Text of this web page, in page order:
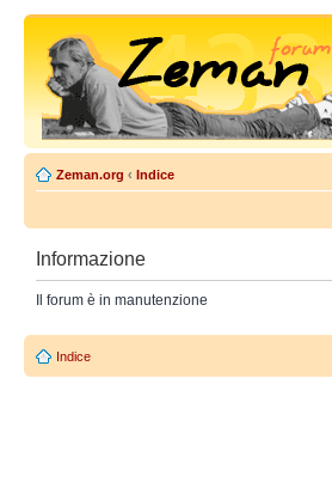
Zeman.org ‹ Indice
Informazione
Il forum è in manutenzione
Indice